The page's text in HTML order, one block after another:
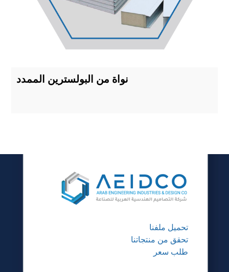
نواة من البولسترين الممدد
تحميل ملفنا
تحقق من منتجاتنا
طلب سعر